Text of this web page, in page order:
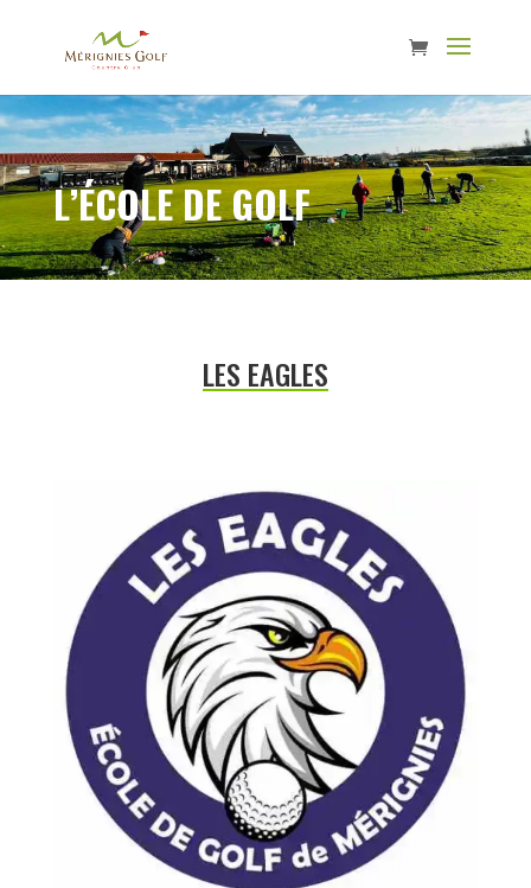
L’ÉCOLE DE GOLF
LES EAGLES